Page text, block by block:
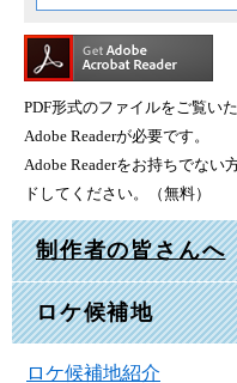
PDF形式のファイルをご覧い
Adobe Readerが必要です。
Adobe Readerをお持ちでな
ドしてください。（無料）
制作者の皆さんへ
ロケ候補地
ロケ候補地紹介